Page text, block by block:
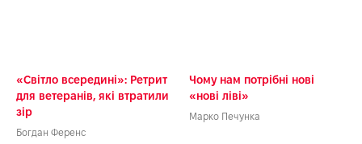
«Світло всередині»: Ретрит
для ветеранів, які втратили
зір
Богдан Ференс
Чому нам потрібні нові
«нові ліві»
Марко Печунка